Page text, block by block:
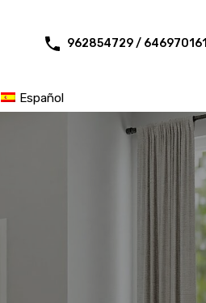
962854729 / 646970161
Español